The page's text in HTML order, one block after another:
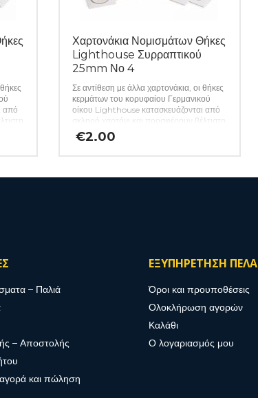
από
Χαρτονάκια Νομισμάτων Θήκες
Lighthouse Συρραπτικού
25mm Νο 4
Σε αντίθεση με άλλα χαρτονάκια, οι θήκες
κερμάτων του κορυφαίου Γερμανικού
οίκου Lighthouse κατασκευάζονται από
σκληρό χαρτόνι και προσφέρουν βέλτιστη
προστασία από τις περιβαλλοντικές
επιρροές, χάρη στη χρήση φιλμ που δεν
των πολύτιμων νομισμάτων του. Τα
€2.00
– Παλιά
– Αποστολής
αγορά και πώληση
ΕΞΥΠΗΡΕΤΗΣΗ
Όροι και προυποθέσεις
Ολοκλήρωση αγορών
Καλάθι
Ο λογαριασμός μου